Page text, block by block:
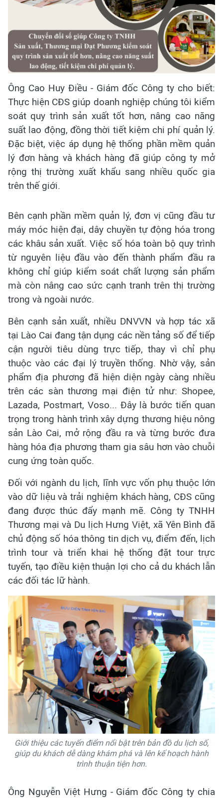
Ông Cao Huy Điều - Giám đốc Công ty cho biết:
Thực hiện CĐS giúp doanh nghiệp chúng tôi kiểm
soát quy trình sản xuất tốt hơn, nâng cao năng
suất lao động, đồng thời tiết kiệm chi phí quản lý.
Đặc biệt, việc áp dụng hệ thống phần mềm quản
lý đơn hàng và khách hàng đã giúp công ty mở
rộng thị trường xuất khẩu sang nhiều quốc gia
trên thế giới.
Bên cạnh phần mềm quản lý, đơn vị cũng đầu tư
máy móc hiện đại, dây chuyền tự động hóa trong
các khâu sản xuất. Việc số hóa toàn bộ quy trình
từ nguyên liệu đầu vào đến thành phẩm đầu ra
không chỉ giúp kiểm soát chất lượng sản phẩm
mà còn nâng cao sức cạnh tranh trên thị trường
trong và ngoài nước.
Bên cạnh sản xuất, nhiều DNVVN và hợp tác xã
tại Lào Cai đang tận dụng các nền tảng số để tiếp
cận người tiêu dùng trực tiếp, thay vì chỉ phụ
thuộc vào các đại lý truyền thống. Nhờ vậy, sản
phẩm địa phương đã hiện diện ngày càng nhiều
trên các sàn thương mại điện tử như: Shopee,
Lazada, Postmart, Voso... Đây là bước tiến quan
trọng trong hành trình xây dựng thương hiệu nông
sản Lào Cai, mở rộng đầu ra và từng bước đưa
hàng hóa địa phương tham gia sâu hơn vào chuỗi
cung ứng toàn quốc.
Đối với ngành du lịch, lĩnh vực vốn phụ thuộc lớn
vào dữ liệu và trải nghiệm khách hàng, CĐS cũng
đang được thúc đẩy mạnh mẽ. Công ty TNHH
Thương mại và Du lịch Hưng Việt, xã Yên Bình đã
chủ động số hóa thông tin dịch vụ, điểm đến, lịch
trình tour và triển khai hệ thống đặt tour trực
tuyến, tạo điều kiện thuận lợi cho cả du khách lẫn
các đối tác lữ hành.
Giới thiệu các tuyến điểm nổi bật trên bản đồ du lịch số,
giúp du khách dễ dàng khám phá và lên kế hoạch hành
trình thuận tiện hơn.
Ông Nguyễn Việt Hưng - Giám đốc Công ty chia